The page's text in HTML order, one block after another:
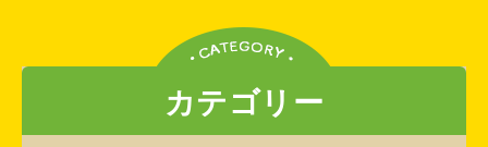
カテゴリー